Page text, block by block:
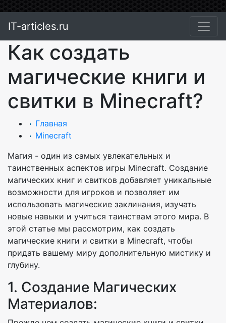
IT-articles.ru
Как создать
магические книги и
свитки в Minecraft?
Главная
Minecraft
Магия - один из самых увлекательных и
таинственных аспектов игры Minecraft. Создание
магических книг и свитков добавляет уникальные
возможности для игроков и позволяет им
использовать магические заклинания, изучать
новые навыки и учиться таинствам этого мира. В
этой статье мы рассмотрим, как создать
магические книги и свитки в Minecraft, чтобы
придать вашему миру дополнительную мистику и
глубину.
1. Создание Магических
Материалов: